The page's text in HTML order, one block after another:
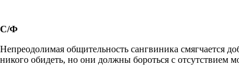
С/Ф
Непреодолимая общительность сангвиника смягчается
никого обидеть, но они должны бороться с отсутствием